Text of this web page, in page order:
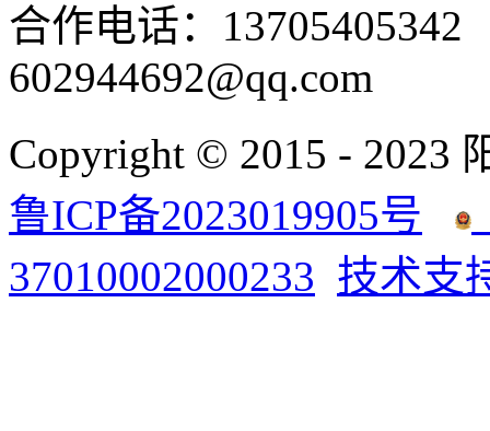
合作电话：
602944692@qq.com
Copyright © 2015 - 2023
鲁ICP备2023019905号
37010002000233 技术支